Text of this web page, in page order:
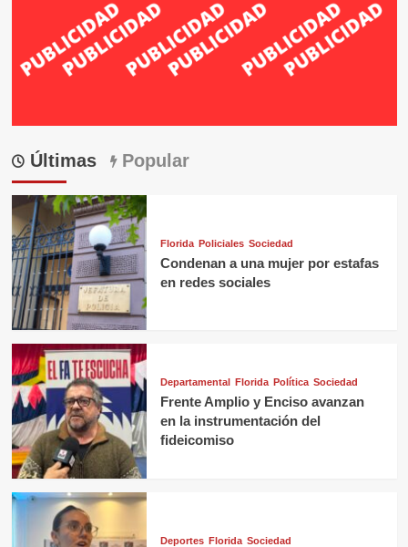
Últimas Popular
Florida Policiales Sociedad
Condenan a una mujer por estafas
en redes sociales
Departamental Florida Política Sociedad
Frente Amplio y Enciso avanzan
en la instrumentación del
fideicomiso
Deportes Florida Sociedad